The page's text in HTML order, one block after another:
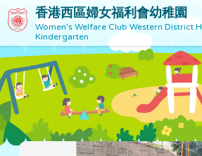
香港西區婦女福利會幼稚園
Women's Welfare Club Western District
Kindergarten